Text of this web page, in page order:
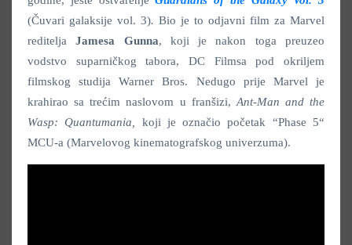
(Čuvari galaksije vol. 3). Bio je to odjavni film za Marvel
rediteljaJamesa Gunna, koji je nakon toga preuzeo
vodstvo suparničkog tabora, DC Filmsa pod okriljem
filmskog studija Warner Bros. Nedugo prije Marvel je
krahirao sa trećim naslovom u franšizi, Ant-Man and the
Wasp: Quantumania,
koji je označio početak “Phase 5“
MCU-a (Marvelovog kinematografskog univerzuma).